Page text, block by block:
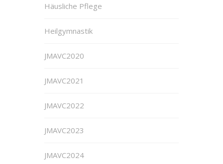
Häusliche Pflege
Heilgymnastik
JMAVC2020
JMAVC2021
JMAVC2022
JMAVC2023
JMAVC2024